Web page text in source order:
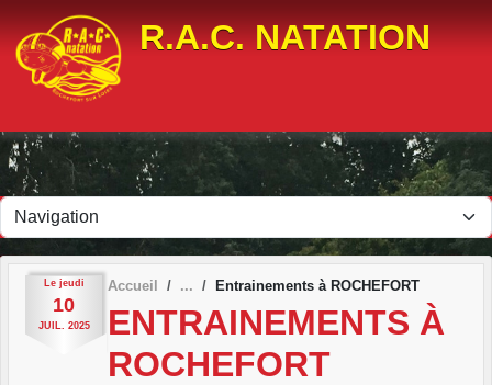
R.A.C. NATATION
Le jeudi
10
JUIL. 2025
Accueil Entrainements à ROCHEFORT
ENTRAINEMENTS À
ROCHEFORT
Panneau de gestion des cookies